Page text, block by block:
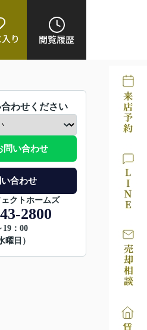
り 閲覧履歴
わせください
い合わせ
合わせ
クトホームズ
2800
19：00
曜日）